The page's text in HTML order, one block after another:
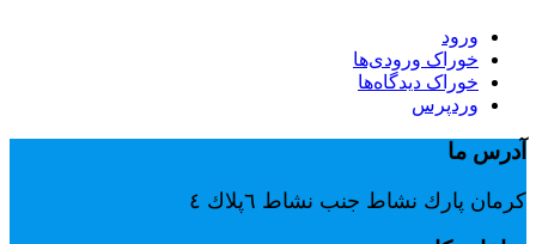
ورود
خوراک ورودی‌ها
خوراک دیدگاه‌ها
وردپرس
آدرس ما
كرمان پارك نشاط جنب نشاط ٦پلاك ٤